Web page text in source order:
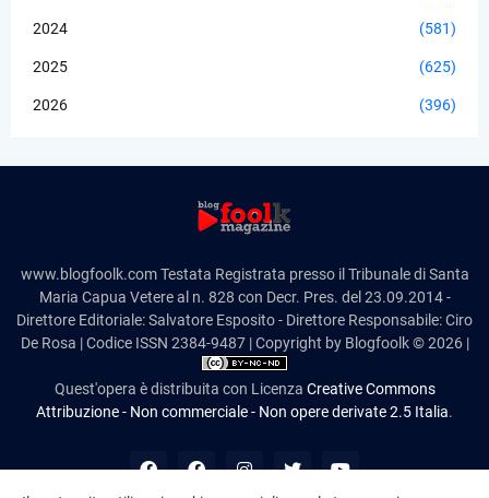
2024 (581)
2025 (625)
2026 (396)
www.blogfoolk.com Testata Registrata presso il Tribunale di Santa
Maria Capua Vetere al n. 828 con Decr. Pres. del 23.09.2014 -
Direttore Editoriale: Salvatore Esposito - Direttore Responsabile: Ciro
De Rosa | Codice ISSN 2384-9487 | Copyright by Blogfoolk © 2026 |
Quest'opera è distribuita con Licenza Creative Commons
Attribuzione - Non commerciale - Non opere derivate 2.5 Italia.